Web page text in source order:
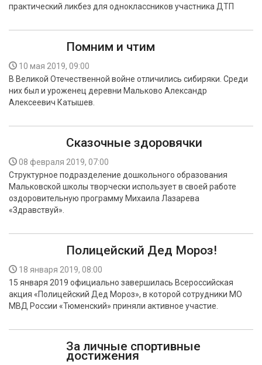
практический ликбез для одноклассников участника ДТП
Помним и чтим
10 мая 2019, 09:00
В Великой Отечественной войне отличились сибиряки. Среди
них был и уроженец деревни Мальково Александр
Алексеевич Катышев.
Сказочные здоровячки
08 февраля 2019, 07:00
Структурное подразделение дошкольного образования
Мальковской школы творчески использует в своей работе
оздоровительную программу Михаила Лазарева
«Здравствуй».
Полицейский Дед Мороз!
18 января 2019, 08:00
15 января 2019 официально завершилась Всероссийская
акция «Полицейский Дед Мороз», в которой сотрудники МО
МВД России «Тюменский» приняли активное участие.
За личные спортивные
достижения